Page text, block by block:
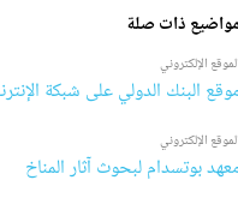
ذات صلة
الإلكتروني
البنك الدولي على شبكة
الإلكتروني
بوتسدام لبحوث آثار المناخ